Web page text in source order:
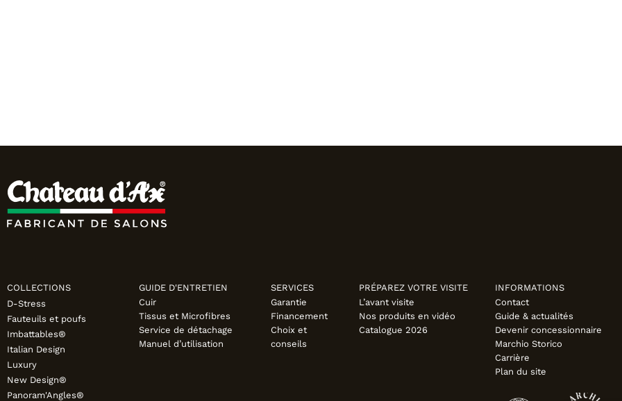
COLLECTIONS
D-Stress
Fauteuils et poufs
Imbattables®
Italian Design
Luxury
New Design®
Panoram'Angles®
GUIDE D'ENTRETIEN
Cuir
Tissus et Microfibres
Service de détachage
Manuel d’utilisation
SERVICES
Garantie
Financement
Choix et
conseils
PRÉPAREZ VOTRE VISITE
L’avant visite
Nos produits en vidéo
Catalogue 2026
INFORMATIONS
Contact
Guide & actualités
Devenir concessionnaire
Marchio Storico
Carrière
Plan du site